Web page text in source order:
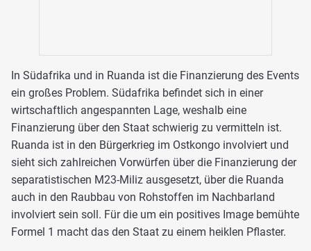
In Südafrika und in Ruanda ist die Finanzierung des Events
ein großes Problem. Südafrika befindet sich in einer
wirtschaftlich angespannten Lage, weshalb eine
Finanzierung über den Staat schwierig zu vermitteln ist.
Ruanda ist in den Bürgerkrieg im Ostkongo involviert und
sieht sich zahlreichen Vorwürfen über die Finanzierung der
separatistischen M23-Miliz ausgesetzt, über die Ruanda
auch in den Raubbau von Rohstoffen im Nachbarland
involviert sein soll. Für die um ein positives Image bemühte
Formel 1 macht das den Staat zu einem heiklen Pflaster.